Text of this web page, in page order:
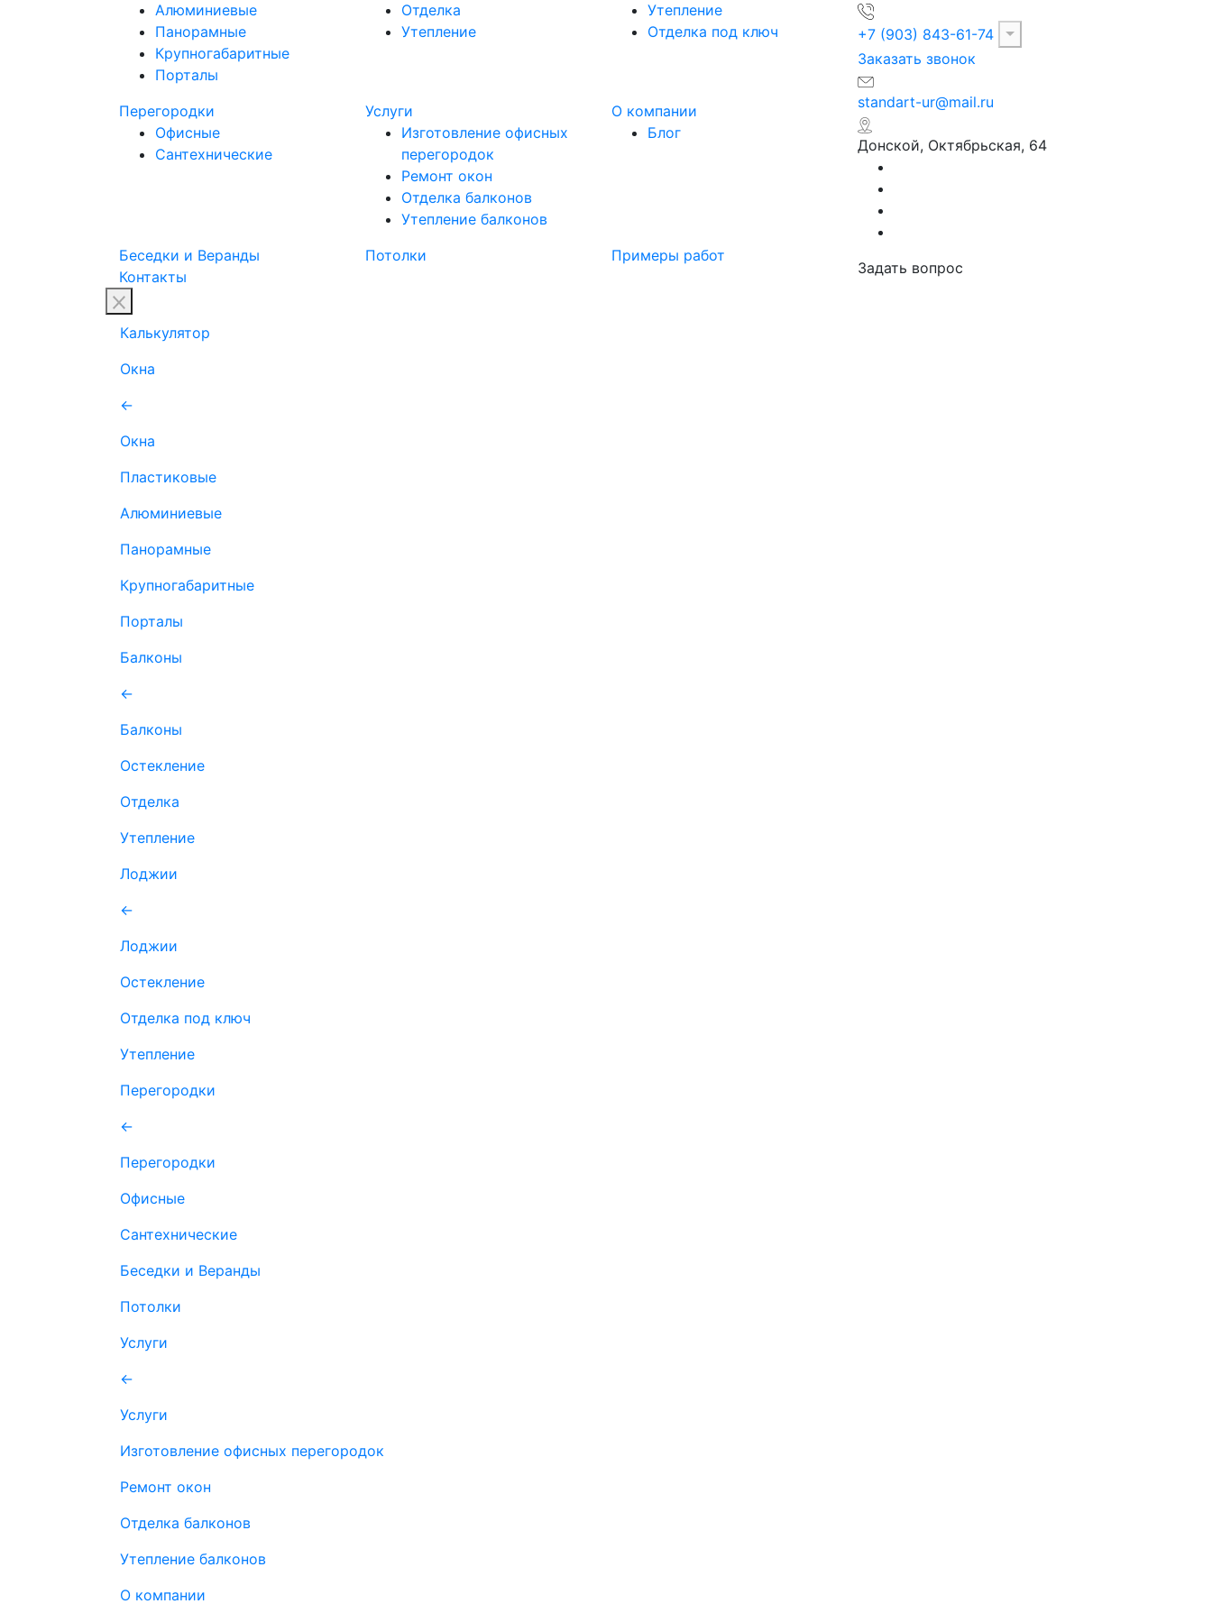
Алюминиевые
Панорамные
Крупногабаритные
Порталы
Отделка
Утепление
Утепление
Отделка под ключ
Перегородки
Офисные
Сантехнические
Услуги
Изготовление офисных
перегородок
Ремонт окон
Отделка балконов
Утепление балконов
О компании
Блог
Беседки и Веранды Потолки
Примеры работ
Контакты
+7 (903) 843-61-74
Заказать звонок
standart-ur@mail.ru
Донской, Октябрьская, 64
Задать вопрос
Калькулятор
Окна
←
Окна
Пластиковые
Алюминиевые
Панорамные
Крупногабаритные
Порталы
Балконы
←
Балконы
Остекление
Отделка
Утепление
Лоджии
←
Лоджии
Остекление
Отделка под ключ
Утепление
Перегородки
←
Перегородки
Офисные
Сантехнические
Беседки и Веранды
Потолки
Услуги
←
Услуги
Изготовление офисных перегородок
Ремонт окон
Отделка балконов
Утепление балконов
О компании